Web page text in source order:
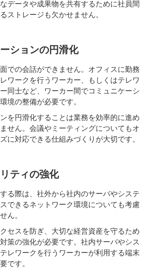
データや成果物を共有するために社員間
ストレージも欠かせません。
ションの円滑化
での会話ができません。オフィスに勤務
ワークを行うワーカー、もしくはテレワ
同士など、ワーカー間でコミュニケーシ
境の整備が必要です。
を円滑化することは業務を効率的に進め
せん。会議やミーティングについてもオ
に対応できる仕組みづくりが大切です。
ティの強化
る際は、社外から社内のサーバやシステ
できるネットワーク環境についても考慮
ん。
セスを防ぎ、大切な経営資産を守るため
策の強化が必要です。社内サーバやシス
レワークを行うワーカーが利用する端末
です。